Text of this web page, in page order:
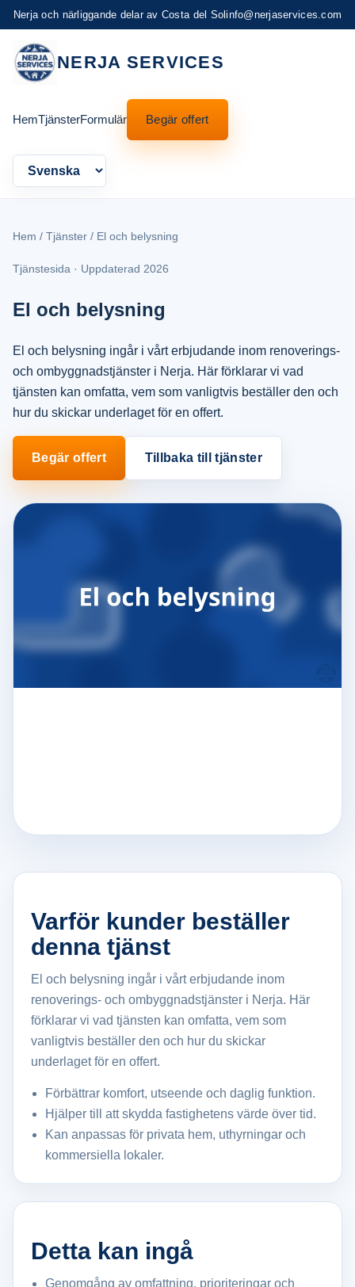
Nerja och närliggande delar av Costa del Solinfo@nerjaservices.com
NERJA SERVICES
HemTjänsterFormulär Begär offert
Language
Hem / Tjänster / El och belysning
Tjänstesida · Uppdaterad 2026
El och belysning
El och belysning ingår i vårt erbjudande inom renoverings-
och ombyggnadstjänster i Nerja. Här förklarar vi vad
tjänsten kan omfatta, vem som vanligtvis beställer den och
hur du skickar underlaget för en offert.
Begär offert Tillbaka till tjänster
Varför kunder beställer
denna tjänst
El och belysning ingår i vårt erbjudande inom
renoverings- och ombyggnadstjänster i Nerja. Här
förklarar vi vad tjänsten kan omfatta, vem som
vanligtvis beställer den och hur du skickar
underlaget för en offert.
Förbättrar komfort, utseende och daglig funktion.
Hjälper till att skydda fastighetens värde över tid.
Kan anpassas för privata hem, uthyrningar och
kommersiella lokaler.
Detta kan ingå
Genomgång av omfattning, prioriteringar och